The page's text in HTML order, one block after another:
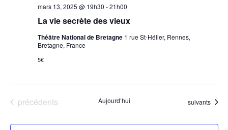
La vie secrète des vieux
mars 13, 2025 @ 19h30 -21h00
Théâtre National de Bretagne 1 rue St-Hélier, Rennes,
Bretagne, France
5€
Évènements
précédents Aujourd’hui Évènements
suivants